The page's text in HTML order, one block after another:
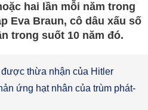
hai lần mỗi năm trong
Eva Braun, cô dâu xấu số
trong suốt 10 năm đó.
thừa nhận của Hitler
ứng hạt nhân của trùm phát-